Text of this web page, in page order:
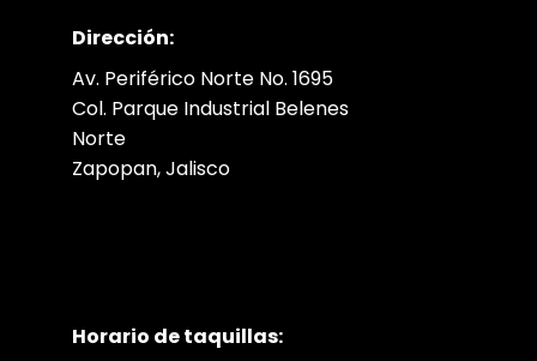
Dirección:
Av. Periférico Norte No. 1695
Col. Parque Industrial Belenes
Norte
Zapopan, Jalisco
Horario de taquillas: